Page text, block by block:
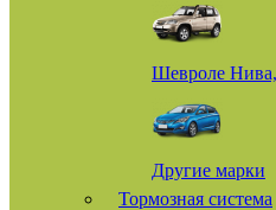
Шевроле
Другие марки
Тормозная система